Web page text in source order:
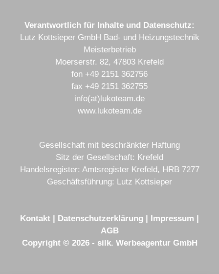
Verantwortlich für Inhalte und Datenschutz:
Lutz Kottsieper GmbH Bad- und Heizungstechnik
Meisterbetrieb
Moerserstr. 82, 47803 Krefeld
fon +49 2151 362756
fax +49 2151 362755
info(at)lukoteam.de
www.lukoteam.de
Gesellschaft mit beschränkter Haftung
Sitz der Gesellschaft: Krefeld
Handelsregister: Amtsregister Krefeld, HRB 7277
Geschäftsführung: Lutz Kottsieper
Kontakt | Datenschutzerklärung | Impressum |
AGB
Copyright © 2026 - silk. Werbeagentur GmbH